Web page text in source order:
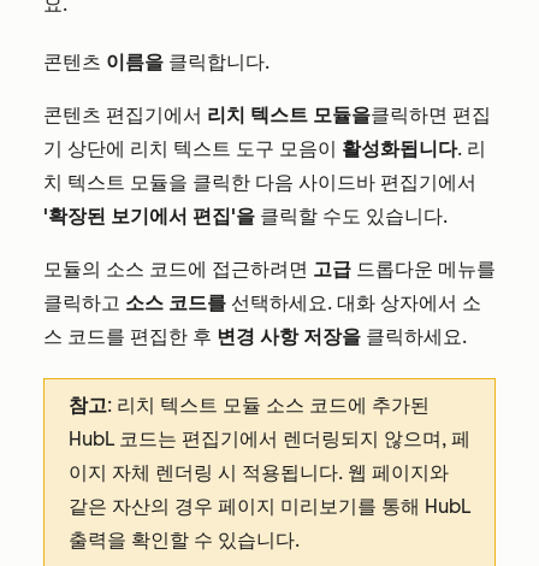
콘텐츠 이름을 클릭합니다.
콘텐츠 편집기에서 리치 텍스트 모듈을클릭하면 편집
기 상단에 리치 텍스트 도구 모음이 활성화됩니다. 리
치 텍스트 모듈을 클릭한 다음 사이드바 편집기에서
'확장된 보기에서 편집'을 클릭할 수도 있습니다.
모듈의 소스 코드에 접근하려면 고급 드롭다운 메뉴를
클릭하고 소스 코드를 선택하세요. 대화 상자에서 소
스 코드를 편집한 후 변경 사항 저장을 클릭하세요.
참고: 리치 텍스트 모듈 소스 코드에 추가된
HubL 코드는 편집기에서 렌더링되지 않으며, 페
이지 자체 렌더링 시 적용됩니다. 웹 페이지와
같은 자산의 경우 페이지 미리보기를 통해 HubL
출력을 확인할 수 있습니다.